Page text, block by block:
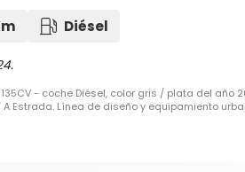
Diésel
135CV - coche Diésel, color gris / plata del
A Estrada. Línea de diseño y equipamiento